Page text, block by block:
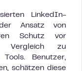
LinkedIn-
der Ansatz von
Schutz vor
Vergleich zu
Tools. Benutzer,
schätzen diese